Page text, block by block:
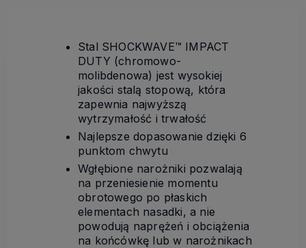
Stal SHOCKWAVE™ IMPACT
DUTY (chromowo-
molibdenowa) jest wysokiej
jakości stalą stopową, która
zapewnia najwyższą
wytrzymałość i trwałość
Najlepsze dopasowanie dzięki 6
punktom chwytu
Wgłębione narożniki pozwalają
na przeniesienie momentu
obrotowego po płaskich
elementach nasadki, a nie
powodują naprężeń i obciążenia
na końcówkę lub w narożnikach